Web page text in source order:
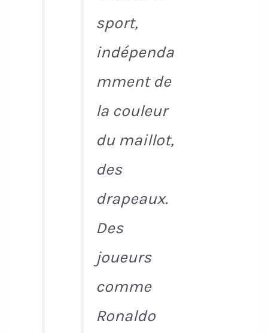
sport,
indépenda
mment de
la couleur
du maillot,
des
drapeaux.
Des
joueurs
comme
Ronaldo